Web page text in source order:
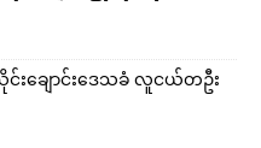
းချောင်းဒေသခံ လူငယ်တဦး